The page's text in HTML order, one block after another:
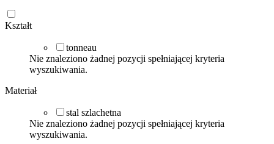
Kształt
tonneau
Nie znaleziono żadnej pozycji spełniającej kryteria
wyszukiwania.
Materiał
stal szlachetna
Nie znaleziono żadnej pozycji spełniającej kryteria
wyszukiwania.